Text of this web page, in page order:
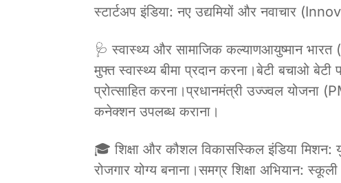
स्टार्टअप इंडिया: नए उद्यमियों और नवाचार
🩺 स्वास्थ्य और सामाजिक कल्याणआयुष्मान
मुफ्त स्वास्थ्य बीमा प्रदान करना।बेटी बचाओ
प्रोत्साहित करना।प्रधानमंत्री उज्ज्वल योजना
कनेक्शन उपलब्ध कराना।
🎓 शिक्षा और कौशल विकासस्किल इंडिया
रोजगार योग्य बनाना।समग्र शिक्षा अभियान: